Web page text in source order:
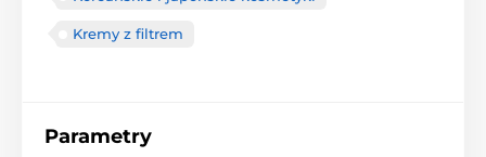
Kremy z filtrem
Parametry